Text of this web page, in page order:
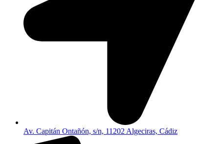
Av. Capitán Ontañón, s/n, 11202 Algeciras, Cádiz